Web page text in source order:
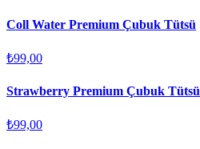
Coll Water Premium Çubuk Tütsü
₺99,00
Strawberry Premium Çubuk Tütsü
₺99,00